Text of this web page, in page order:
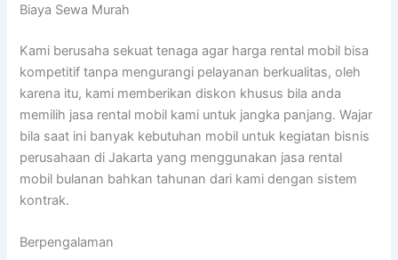
Biaya Sewa Murah
Kami berusaha sekuat tenaga agar harga rental mobil bisa
kompetitif tanpa mengurangi pelayanan berkualitas, oleh
karena itu, kami memberikan diskon khusus bila anda
memilih jasa rental mobil kami untuk jangka panjang. Wajar
bila saat ini banyak kebutuhan mobil untuk kegiatan bisnis
perusahaan di Jakarta yang menggunakan jasa rental
mobil bulanan bahkan tahunan dari kami dengan sistem
kontrak.
Berpengalaman